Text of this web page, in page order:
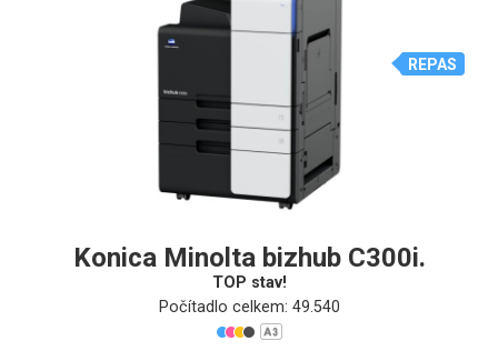
REPAS
Konica Minolta bizhub C300i.
TOP stav!
Počítadlo celkem: 49.540